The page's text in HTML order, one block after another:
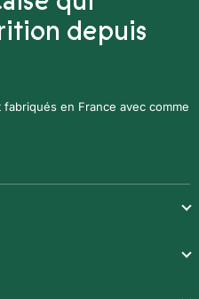
depuis
en France avec comme